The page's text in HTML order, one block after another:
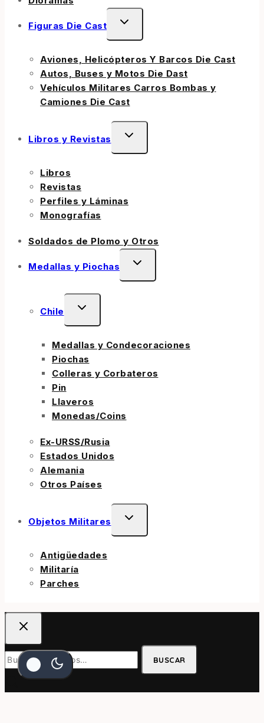
Figuras Die Cast
Aviones, Helicópteros Y Barcos Die Cast
Autos, Buses y Motos Die Dast
Vehículos Militares Carros Bombas y
Camiones Die Cast
Libros y Revistas
Libros
Revistas
Perfiles y Láminas
Monografías
Soldados de Plomo y Otros
Medallas y Piochas
Chile
Medallas y Condecoraciones
Piochas
Colleras y Corbateros
Pin
Llaveros
Monedas/Coins
Ex-URSS/Rusia
Estados Unidos
Alemania
Otros Países
Objetos Militares
Antigüedades
Militaría
Parches
BUSCAR